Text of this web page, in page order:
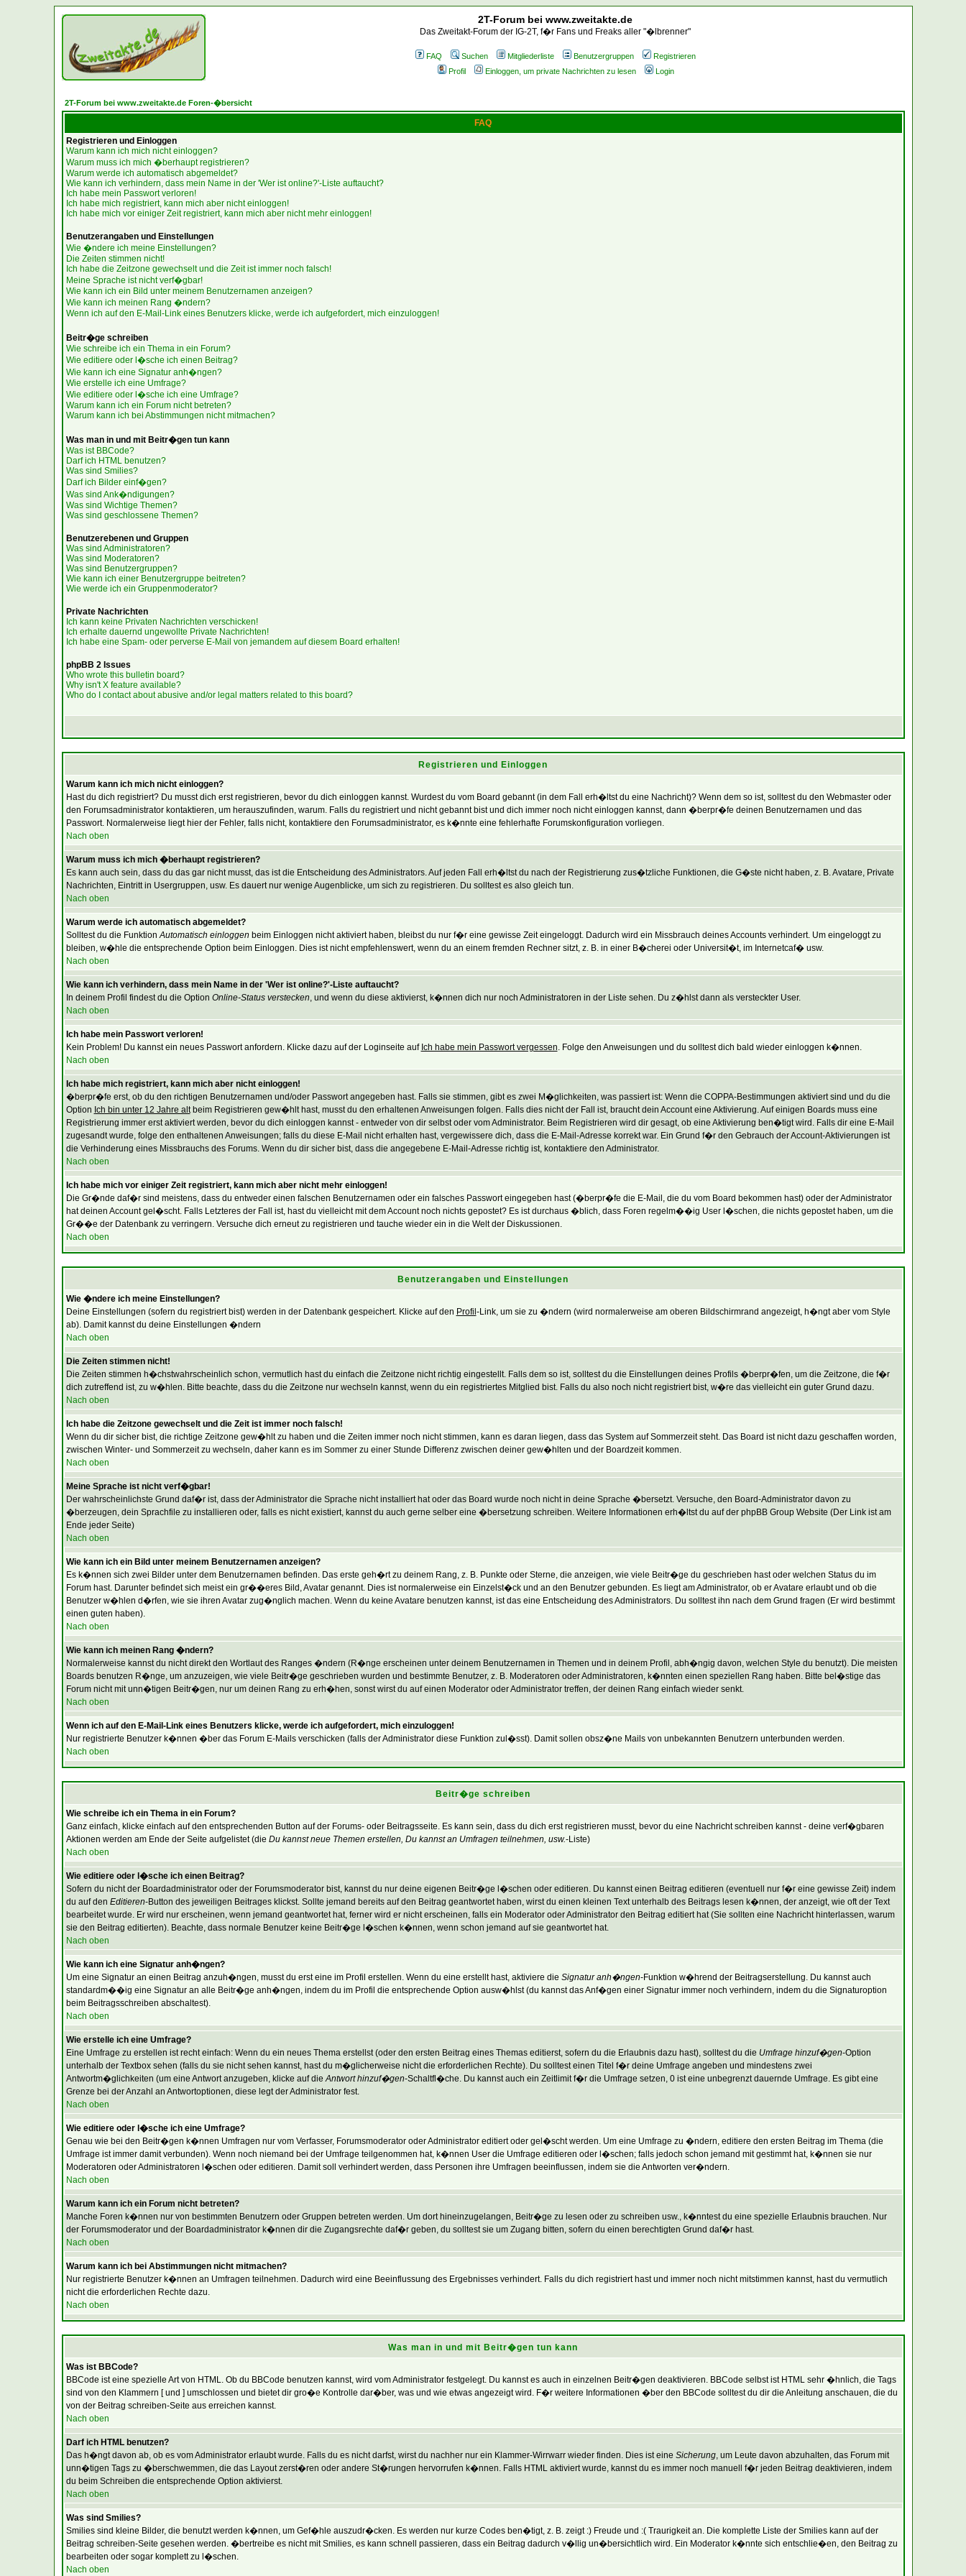
2T-Forum bei www.zweitakte.de
Das Zweitakt-Forum der IG-2T, f�r Fans und Freaks aller "�lbrenner"
FAQ Suchen Mitgliederliste Benutzergruppen
Registrieren
Profil
Einloggen, um private Nachrichten zu lesen Login
2T-Forum bei www.zweitakte.de Foren-�bersicht
FAQ
Registrieren und Einloggen
Warum kann ich mich nicht einloggen?
Warum muss ich mich �berhaupt registrieren?
Warum werde ich automatisch abgemeldet?
Wie kann ich verhindern, dass mein Name in der 'Wer ist online?'-Liste auftaucht?
Ich habe mein Passwort verloren!
Ich habe mich registriert, kann mich aber nicht einloggen!
Ich habe mich vor einiger Zeit registriert, kann mich aber nicht mehr einloggen!
Benutzerangaben und Einstellungen
Wie �ndere ich meine Einstellungen?
Die Zeiten stimmen nicht!
Ich habe die Zeitzone gewechselt und die Zeit ist immer noch falsch!
Meine Sprache ist nicht verf�gbar!
Wie kann ich ein Bild unter meinem Benutzernamen anzeigen?
Wie kann ich meinen Rang �ndern?
Wenn ich auf den E-Mail-Link eines Benutzers klicke, werde ich aufgefordert, mich einzuloggen!
Beitr�ge schreiben
Wie schreibe ich ein Thema in ein Forum?
Wie editiere oder l�sche ich einen Beitrag?
Wie kann ich eine Signatur anh�ngen?
Wie erstelle ich eine Umfrage?
Wie editiere oder l�sche ich eine Umfrage?
Warum kann ich ein Forum nicht betreten?
Warum kann ich bei Abstimmungen nicht mitmachen?
Was man in und mit Beitr�gen tun kann
Was ist BBCode?
Darf ich HTML benutzen?
Was sind Smilies?
Darf ich Bilder einf�gen?
Was sind Ank�ndigungen?
Was sind Wichtige Themen?
Was sind geschlossene Themen?
Benutzerebenen und Gruppen
Was sind Administratoren?
Was sind Moderatoren?
Was sind Benutzergruppen?
Wie kann ich einer Benutzergruppe beitreten?
Wie werde ich ein Gruppenmoderator?
Private Nachrichten
Ich kann keine Privaten Nachrichten verschicken!
Ich erhalte dauernd ungewollte Private Nachrichten!
Ich habe eine Spam- oder perverse E-Mail von jemandem auf diesem Board erhalten!
phpBB 2 Issues
Who wrote this bulletin board?
Why isn't X feature available?
Who do I contact about abusive and/or legal matters related to this board?
Registrieren und Einloggen
Warum kann ich mich nicht einloggen?
Hast du dich registriert? Du musst dich erst registrieren, bevor du dich einloggen kannst. Wurdest du vom Board gebannt (in dem Fall erh�ltst du eine Nachricht)? Wenn dem so ist, solltest du den Webmaster oder
den Forumsadministrator kontaktieren, um herauszufinden, warum. Falls du registriert und nicht gebannt bist und dich immer noch nicht einloggen kannst, dann �berpr�fe deinen Benutzernamen und das
Passwort. Normalerweise liegt hier der Fehler, falls nicht, kontaktiere den Forumsadministrator, es k�nnte eine fehlerhafte Forumskonfiguration vorliegen.
Nach oben
Warum muss ich mich �berhaupt registrieren?
Es kann auch sein, dass du das gar nicht musst, das ist die Entscheidung des Administrators. Auf jeden Fall erh�ltst du nach der Registrierung zus�tzliche Funktionen, die G�ste nicht haben, z. B. Avatare, Private
Nachrichten, Eintritt in Usergruppen, usw. Es dauert nur wenige Augenblicke, um sich zu registrieren. Du solltest es also gleich tun.
Nach oben
Warum werde ich automatisch abgemeldet?
Solltest du die FunktionAutomatisch einloggen beim Einloggen nicht aktiviert haben, bleibst du nur f�r eine gewisse Zeit eingeloggt. Dadurch wird ein Missbrauch deines Accounts verhindert. Um eingeloggt zu
bleiben, w�hle die entsprechende Option beim Einloggen. Dies ist nicht empfehlenswert, wenn du an einem fremden Rechner sitzt, z. B. in einer B�cherei oder Universit�t, im Internetcaf� usw.
Nach oben
Wie kann ich verhindern, dass mein Name in der 'Wer ist online?'-Liste auftaucht?
In deinem Profil findest du die Option Online-Status verstecken, und wenn du diese aktivierst, k�nnen dich nur noch Administratoren in der Liste sehen. Du z�hlst dann als versteckter User.
Nach oben
Ich habe mein Passwort verloren!
Kein Problem! Du kannst ein neues Passwort anfordern. Klicke dazu auf der Loginseite auf Ich habe mein Passwort vergessen. Folge den Anweisungen und du solltest dich bald wieder einloggen k�nnen.
Nach oben
Ich habe mich registriert, kann mich aber nicht einloggen!
�berpr�fe erst, ob du den richtigen Benutzernamen und/oder Passwort angegeben hast. Falls sie stimmen, gibt es zwei M�glichkeiten, was passiert ist: Wenn die COPPA-Bestimmungen aktiviert sind und du die
Option Ich bin unter 12 Jahre altbeim Registrieren gew�hlt hast, musst du den erhaltenen Anweisungen folgen. Falls dies nicht der Fall ist, braucht dein Account eine Aktivierung. Auf einigen Boards muss eine
Registrierung immer erst aktiviert werden, bevor du dich einloggen kannst - entweder von dir selbst oder vom Administrator. Beim Registrieren wird dir gesagt, ob eine Aktivierung ben�tigt wird. Falls dir eine E-Mail
zugesandt wurde, folge den enthaltenen Anweisungen; falls du diese E-Mail nicht erhalten hast, vergewissere dich, dass die E-Mail-Adresse korrekt war. Ein Grund f�r den Gebrauch der Account-Aktivierungen ist
die Verhinderung eines Missbrauchs des Forums. Wenn du dir sicher bist, dass die angegebene E-Mail-Adresse richtig ist, kontaktiere den Administrator.
Nach oben
Ich habe mich vor einiger Zeit registriert, kann mich aber nicht mehr einloggen!
Die Gr�nde daf�r sind meistens, dass du entweder einen falschen Benutzernamen oder ein falsches Passwort eingegeben hast (�berpr�fe die E-Mail, die du vom Board bekommen hast) oder der Administrator
hat deinen Account gel�scht. Falls Letzteres der Fall ist, hast du vielleicht mit dem Account noch nichts gepostet? Es ist durchaus �blich, dass Foren regelm��ig User l�schen, die nichts gepostet haben, um die
Gr��e der Datenbank zu verringern. Versuche dich erneut zu registrieren und tauche wieder ein in die Welt der Diskussionen.
Nach oben
Benutzerangaben und Einstellungen
Wie �ndere ich meine Einstellungen?
Deine Einstellungen (sofern du registriert bist) werden in der Datenbank gespeichert. Klicke auf den Profil -Link, um sie zu �ndern (wird normalerweise am oberen Bildschirmrand angezeigt, h�ngt aber vom Style
ab). Damit kannst du deine Einstellungen �ndern
Nach oben
Die Zeiten stimmen nicht!
Die Zeiten stimmen h�chstwahrscheinlich schon, vermutlich hast du einfach die Zeitzone nicht richtig eingestellt. Falls dem so ist, solltest du die Einstellungen deines Profils �berpr�fen, um die Zeitzone, die f�r
dich zutreffend ist, zu w�hlen. Bitte beachte, dass du die Zeitzone nur wechseln kannst, wenn du ein registriertes Mitglied bist. Falls du also noch nicht registriert bist, w�re das vielleicht ein guter Grund dazu.
Nach oben
Ich habe die Zeitzone gewechselt und die Zeit ist immer noch falsch!
Wenn du dir sicher bist, die richtige Zeitzone gew�hlt zu haben und die Zeiten immer noch nicht stimmen, kann es daran liegen, dass das System auf Sommerzeit steht. Das Board ist nicht dazu geschaffen worden,
zwischen Winter- und Sommerzeit zu wechseln, daher kann es im Sommer zu einer Stunde Differenz zwischen deiner gew�hlten und der Boardzeit kommen.
Nach oben
Meine Sprache ist nicht verf�gbar!
Der wahrscheinlichste Grund daf�r ist, dass der Administrator die Sprache nicht installiert hat oder das Board wurde noch nicht in deine Sprache �bersetzt. Versuche, den Board-Administrator davon zu
�berzeugen, dein Sprachfile zu installieren oder, falls es nicht existiert, kannst du auch gerne selber eine �bersetzung schreiben. Weitere Informationen erh�ltst du auf der phpBB Group Website (Der Link ist am
Ende jeder Seite)
Nach oben
Wie kann ich ein Bild unter meinem Benutzernamen anzeigen?
Es k�nnen sich zwei Bilder unter dem Benutzernamen befinden. Das erste geh�rt zu deinem Rang, z. B. Punkte oder Sterne, die anzeigen, wie viele Beitr�ge du geschrieben hast oder welchen Status du im
Forum hast. Darunter befindet sich meist ein gr��eres Bild, Avatar genannt. Dies ist normalerweise ein Einzelst�ck und an den Benutzer gebunden. Es liegt am Administrator, ob er Avatare erlaubt und ob die
Benutzer w�hlen d�rfen, wie sie ihren Avatar zug�nglich machen. Wenn du keine Avatare benutzen kannst, ist das eine Entscheidung des Administrators. Du solltest ihn nach dem Grund fragen (Er wird bestimmt
einen guten haben).
Nach oben
Wie kann ich meinen Rang �ndern?
Normalerweise kannst du nicht direkt den Wortlaut des Ranges �ndern (R�nge erscheinen unter deinem Benutzernamen in Themen und in deinem Profil, abh�ngig davon, welchen Style du benutzt). Die meisten
Boards benutzen R�nge, um anzuzeigen, wie viele Beitr�ge geschrieben wurden und bestimmte Benutzer, z. B. Moderatoren oder Administratoren, k�nnten einen speziellen Rang haben. Bitte bel�stige das
Forum nicht mit unn�tigen Beitr�gen, nur um deinen Rang zu erh�hen, sonst wirst du auf einen Moderator oder Administrator treffen, der deinen Rang einfach wieder senkt.
Nach oben
Wenn ich auf den E-Mail-Link eines Benutzers klicke, werde ich aufgefordert, mich einzuloggen!
Nur registrierte Benutzer k�nnen �ber das Forum E-Mails verschicken (falls der Administrator diese Funktion zul�sst). Damit sollen obsz�ne Mails von unbekannten Benutzern unterbunden werden.
Nach oben
Beitr�ge schreiben
Wie schreibe ich ein Thema in ein Forum?
Ganz einfach, klicke einfach auf den entsprechenden Button auf der Forums- oder Beitragsseite. Es kann sein, dass du dich erst registrieren musst, bevor du eine Nachricht schreiben kannst - deine verf�gbaren
Aktionen werden am Ende der Seite aufgelistet (die Du kannst neue Themen erstellen, Du kannst an Umfragen teilnehmen, usw.-Liste)
Nach oben
Wie editiere oder l�sche ich einen Beitrag?
Sofern du nicht der Boardadministrator oder der Forumsmoderator bist, kannst du nur deine eigenen Beitr�ge l�schen oder editieren. Du kannst einen Beitrag editieren (eventuell nur f�r eine gewisse Zeit) indem
du auf den Editieren-Button des jeweiligen Beitrages klickst. Sollte jemand bereits auf den Beitrag geantwortet haben, wirst du einen kleinen Text unterhalb des Beitrags lesen k�nnen, der anzeigt, wie oft der Text
bearbeitet wurde. Er wird nur erscheinen, wenn jemand geantwortet hat, ferner wird er nicht erscheinen, falls ein Moderator oder Administrator den Beitrag editiert hat (Sie sollten eine Nachricht hinterlassen, warum
sie den Beitrag editierten). Beachte, dass normale Benutzer keine Beitr�ge l�schen k�nnen, wenn schon jemand auf sie geantwortet hat.
Nach oben
Wie kann ich eine Signatur anh�ngen?
Um eine Signatur an einen Beitrag anzuh�ngen, musst du erst eine im Profil erstellen. Wenn du eine erstellt hast, aktiviere die Signatur anh�ngen-Funktion w�hrend der Beitragserstellung. Du kannst auch
standardm��ig eine Signatur an alle Beitr�ge anh�ngen, indem du im Profil die entsprechende Option ausw�hlst (du kannst das Anf�gen einer Signatur immer noch verhindern, indem du die Signaturoption
beim Beitragsschreiben abschaltest).
Nach oben
Wie erstelle ich eine Umfrage?
Eine Umfrage zu erstellen ist recht einfach: Wenn du ein neues Thema erstellst (oder den ersten Beitrag eines Themas editierst, sofern du die Erlaubnis dazu hast), solltest du die Umfrage hinzuf�gen-Option
unterhalb der Textbox sehen (falls du sie nicht sehen kannst, hast du m�glicherweise nicht die erforderlichen Rechte). Du solltest einen Titel f�r deine Umfrage angeben und mindestens zwei
Antwortm�glichkeiten (um eine Antwort anzugeben, klicke auf dieAntwort hinzuf�gen-Schaltfl�che. Du kannst auch ein Zeitlimit f�r die Umfrage setzen, 0 ist eine unbegrenzt dauernde Umfrage. Es gibt eine
Grenze bei der Anzahl an Antwortoptionen, diese legt der Administrator fest.
Nach oben
Wie editiere oder l�sche ich eine Umfrage?
Genau wie bei den Beitr�gen k�nnen Umfragen nur vom Verfasser, Forumsmoderator oder Administrator editiert oder gel�scht werden. Um eine Umfrage zu �ndern, editiere den ersten Beitrag im Thema (die
Umfrage ist immer damit verbunden). Wenn noch niemand bei der Umfrage teilgenommen hat, k�nnen User die Umfrage editieren oder l�schen; falls jedoch schon jemand mit gestimmt hat, k�nnen sie nur
Moderatoren oder Administratoren l�schen oder editieren. Damit soll verhindert werden, dass Personen ihre Umfragen beeinflussen, indem sie die Antworten ver�ndern.
Nach oben
Warum kann ich ein Forum nicht betreten?
Manche Foren k�nnen nur von bestimmten Benutzern oder Gruppen betreten werden. Um dort hineinzugelangen, Beitr�ge zu lesen oder zu schreiben usw., k�nntest du eine spezielle Erlaubnis brauchen. Nur
der Forumsmoderator und der Boardadministrator k�nnen dir die Zugangsrechte daf�r geben, du solltest sie um Zugang bitten, sofern du einen berechtigten Grund daf�r hast.
Nach oben
Warum kann ich bei Abstimmungen nicht mitmachen?
Nur registrierte Benutzer k�nnen an Umfragen teilnehmen. Dadurch wird eine Beeinflussung des Ergebnisses verhindert. Falls du dich registriert hast und immer noch nicht mitstimmen kannst, hast du vermutlich
nicht die erforderlichen Rechte dazu.
Nach oben
Was man in und mit Beitr�gen tun kann
Was ist BBCode?
BBCode ist eine spezielle Art von HTML. Ob du BBCode benutzen kannst, wird vom Administrator festgelegt. Du kannst es auch in einzelnen Beitr�gen deaktivieren. BBCode selbst ist HTML sehr �hnlich, die Tags
sind von den Klammern [ und ] umschlossen und bietet dir gro�e Kontrolle dar�ber, was und wie etwas angezeigt wird. F�r weitere Informationen �ber den BBCode solltest du dir die Anleitung anschauen, die du
von der Beitrag schreiben-Seite aus erreichen kannst.
Nach oben
Darf ich HTML benutzen?
Das h�ngt davon ab, ob es vom Administrator erlaubt wurde. Falls du es nicht darfst, wirst du nachher nur ein Klammer-Wirrwarr wieder finden. Dies ist eine Sicherung, um Leute davon abzuhalten, das Forum mit
unn�tigen Tags zu �berschwemmen, die das Layout zerst�ren oder andere St�rungen hervorrufen k�nnen. Falls HTML aktiviert wurde, kannst du es immer noch manuell f�r jeden Beitrag deaktivieren, indem
du beim Schreiben die entsprechende Option aktivierst.
Nach oben
Was sind Smilies?
Smilies sind kleine Bilder, die benutzt werden k�nnen, um Gef�hle auszudr�cken. Es werden nur kurze Codes ben�tigt, z. B. zeigt :) Freude und :( Traurigkeit an. Die komplette Liste der Smilies kann auf der
Beitrag schreiben-Seite gesehen werden. �bertreibe es nicht mit Smilies, es kann schnell passieren, dass ein Beitrag dadurch v�llig un�bersichtlich wird. Ein Moderator k�nnte sich entschlie�en, den Beitrag zu
bearbeiten oder sogar komplett zu l�schen.
Nach oben